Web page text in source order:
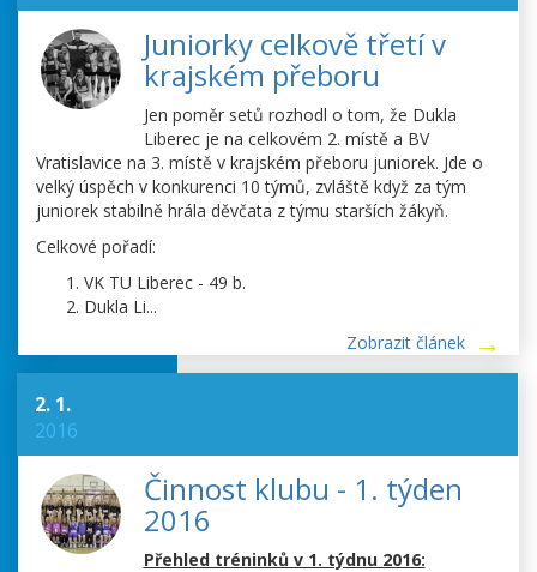
Juniorky celkově třetí v
krajském přeboru
Jen poměr setů rozhodl o tom, že Dukla
Liberec je na celkovém 2. místě a BV
Vratislavice na 3. místě v krajském přeboru juniorek. Jde o
velký úspěch v konkurenci 10 týmů, zvláště když za tým
juniorek stabilně hrála děvčata z týmu starších žákyň.
Celkové pořadí:
VK TU Liberec - 49 b.
Dukla Li...
Zobrazit článek
2. 1.
2016
Činnost klubu - 1. týden
2016
Přehled tréninků v 1. týdnu 2016: